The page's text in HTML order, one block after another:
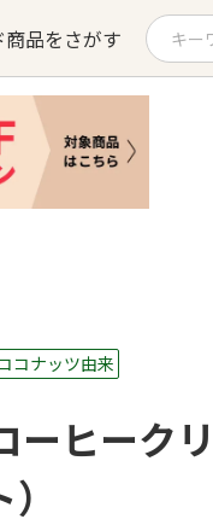
お役立ちコラ
レシピ
商品をさがす
いもの
コナッツ由来
ーヒーク